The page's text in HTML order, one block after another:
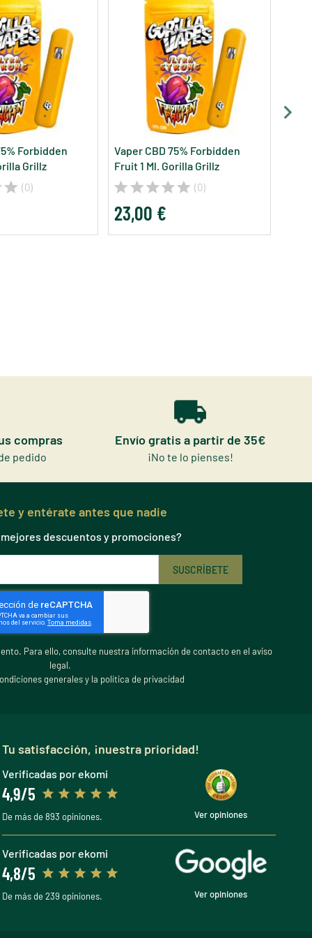
Forbidden
Grillz
(0)
Vaper CBD 75% Forbidden
Fruit 1 Ml. Gorilla Grillz
(0)
23,00 €
compras
pedido
Envío gratis a partir de 35€
¡No te lo pienses!
y entérate antes que nadie
descuentos y promociones?
Para ello, consulte nuestra información de contacto en el aviso
legal.
generales y la política de privacidad
Tu satisfacción, ¡nuestra prioridad!
Verificadas por ekomi
4,9/5
De más de 893 opiniones. Ver opiniones
Verificadas por ekomi
4,8/5
De más de 239 opiniones. Ver opiniones